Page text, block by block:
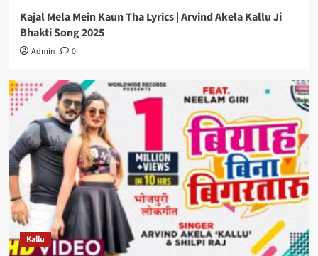
Kajal Mela Mein Kaun Tha Lyrics | Arvind Akela Kallu Ji
Bhakti Song 2025
Admin 0
Kallu